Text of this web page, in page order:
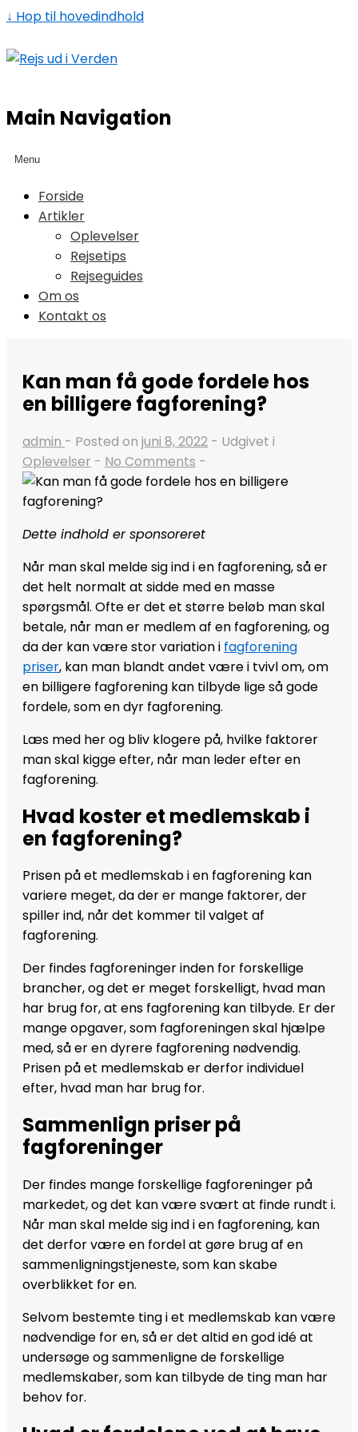
↓ Hop til hovedindhold
Main Navigation
Menu
Forside
Artikler
Oplevelser
Rejsetips
Rejseguides
Om os
Kontakt os
Kan man få gode fordele hos
en billigere fagforening?
admin Posted on juni 8, 2022
Udgivet i
Oplevelser
No Comments
Dette indhold er sponsoreret
Når man skal melde sig ind i en fagforening, så er
det helt normalt at sidde med en masse
spørgsmål. Ofte er det et større beløb man skal
betale, når man er medlem af en fagforening, og
da der kan være stor variation i fagforening
priser, kan man blandt andet være i tvivl om, om
en billigere fagforening kan tilbyde lige så gode
fordele, som en dyr fagforening.
Læs med her og bliv klogere på, hvilke faktorer
man skal kigge efter, når man leder efter en
fagforening.
Hvad koster et medlemskab i
en fagforening?
Prisen på et medlemskab i en fagforening kan
variere meget, da der er mange faktorer, der
spiller ind, når det kommer til valget af
fagforening.
Der findes fagforeninger inden for forskellige
brancher, og det er meget forskelligt, hvad man
har brug for, at ens fagforening kan tilbyde. Er der
mange opgaver, som fagforeningen skal hjælpe
med, så er en dyrere fagforening nødvendig.
Prisen på et medlemskab er derfor individuel
efter, hvad man har brug for.
Sammenlign priser på
fagforeninger
Der findes mange forskellige fagforeninger på
markedet, og det kan være svært at finde rundt i.
Når man skal melde sig ind i en fagforening, kan
det derfor være en fordel at gøre brug af en
sammenligningstjeneste, som kan skabe
overblikket for en.
Selvom bestemte ting i et medlemskab kan være
nødvendige for en, så er det altid en god idé at
undersøge og sammenligne de forskellige
medlemskaber, som kan tilbyde de ting man har
behov for.